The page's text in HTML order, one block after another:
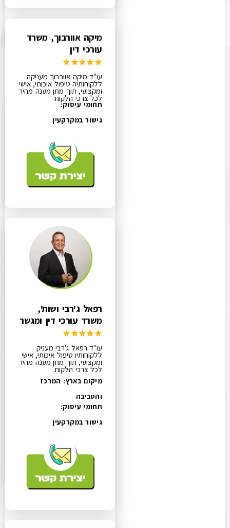
מיקה אוורבוך, משרד
עורכי דין
עו"ד מיקה אוורבוך מעניקה
ללקוחותיה טיפול איכותי, אישי
ומקצועי, תוך מתן מענה מהיר
לכל צרכי הלקוח.
תחומי עיסוק:
גישור במקרקעין
רפאל ג'רבי ושות',
משרד עורכי דין ומגשר
עו"ד רפאל ג'רבי מעניק
ללקוחותיו טיפול איכותי, אישי
ומקצועי, תוך מתן מענה מהיר
לכל צרכי הלקוח.
מיקום בארץ: המרכז
והסביבה
תחומי עיסוק:
גישור במקרקעין